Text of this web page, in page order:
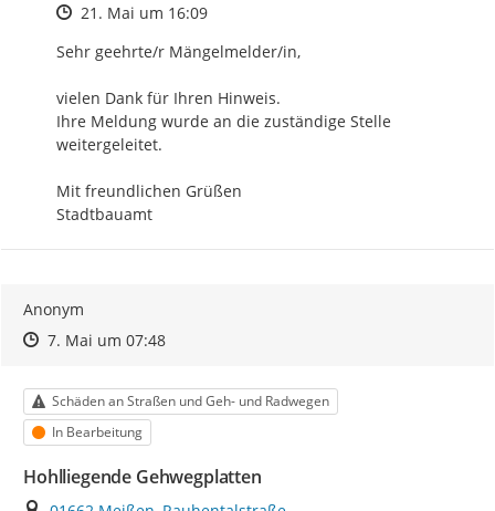
Zeitpunkt des Erstellens
21. Mai um 16:09
Sehr geehrte/r Mängelmelder/in,
vielen Dank für Ihren Hinweis.
Ihre Meldung wurde an die zuständige Stelle
weitergeleitet.
Mit freundlichen Grüßen
Stadtbauamt
Anonym
Zeitpunkt des Erstellens
Zeitpunkt des Erstellens
7. Mai um 07:48Zur Äußerung
Kategorie
Schäden an Straßen und Geh- und Radwegen
Status
In Bearbeitung
Hohlliegende Gehwegplatten